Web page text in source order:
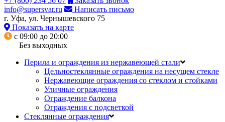
info@supersvar.ru
Написать письмо
г. Уфа, ул. Чернышевского 75
Показать на карте
с 09:00 до 20:00
Без выходных
Перила и ограждения из нержавеющей стали
Цельностеклянные ограждения на несущем стекле
Нержавеющие ограждения со стеклом и стойками
Уличные ограждения
Ограждение балкона
Ограждения с подсветкой
Стеклянные ограждения